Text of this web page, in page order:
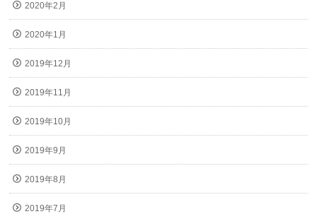
2020年2月
2020年1月
2019年12月
2019年11月
2019年10月
2019年9月
2019年8月
2019年7月